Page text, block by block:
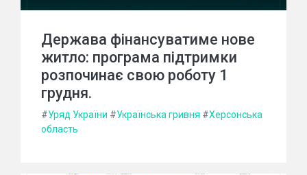
Держава фінансуватиме нове
житло: програма підтримки
розпочинає свою роботу 1
грудня.
#Уряд України #Українська гривня #Херсонська
область